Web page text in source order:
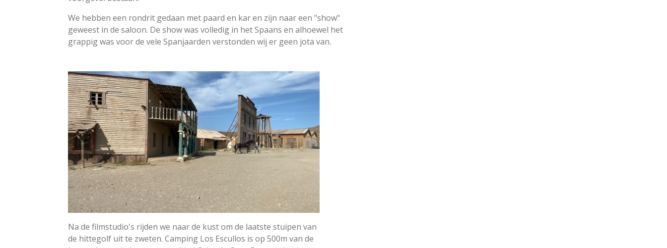
We hebben een rondrit gedaan met paard en kar en zijn naar een "show"
geweest in de saloon. De show was volledig in het Spaans en alhoewel het
grappig was voor de vele Spanjaarden verstonden wij er geen jota van.
Na de filmstudio's rijden we naar de kust om de laatste stuipen van
de hittegolf uit te zweten. Camping Los Escullos is op 500m van de